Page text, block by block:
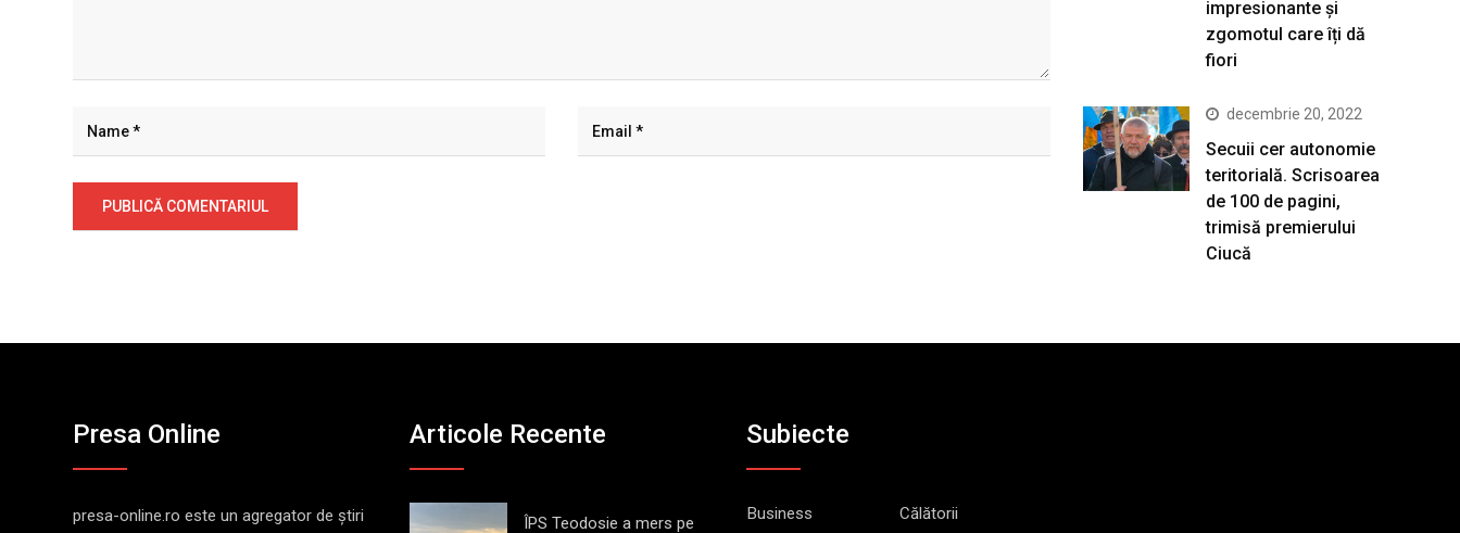
impresionante și
zgomotul care îți dă
fiori
decembrie 20, 2022
Secuii cer autonomie
teritorială. Scrisoarea
de 100 de pagini,
trimisă premierului
Ciucă
Presa Online
presa-online.ro este un agregator de ştiri
Articole Recente
ÎPS Teodosie a mers pe
Subiecte
Business Călătorii